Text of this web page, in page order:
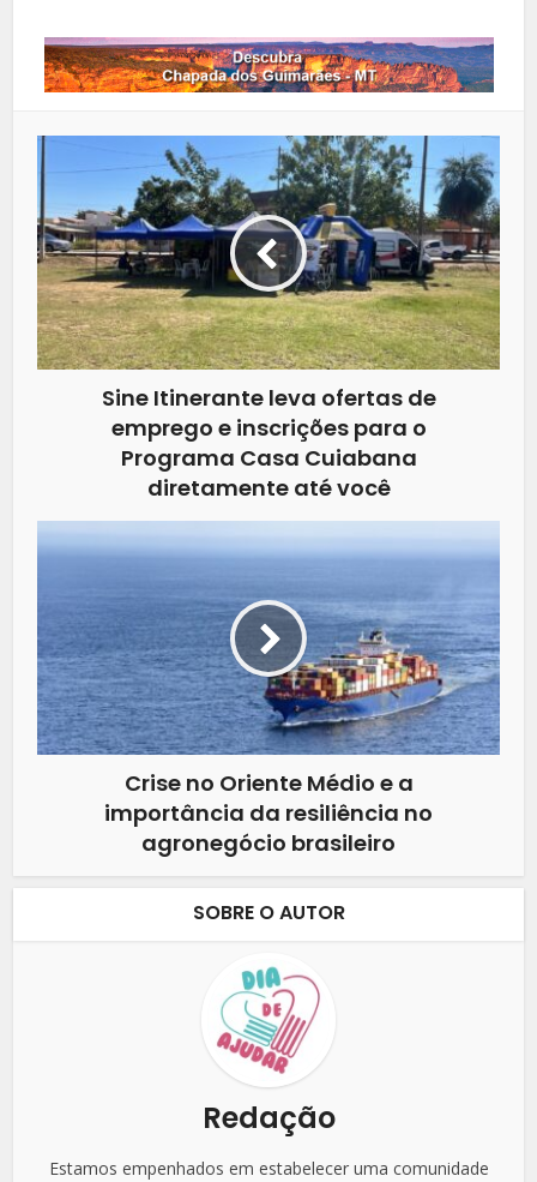
Sine Itinerante leva ofertas de
emprego e inscrições para o
Programa Casa Cuiabana
diretamente até você
Crise no Oriente Médio e a
importância da resiliência no
agronegócio brasileiro
SOBRE O AUTOR
Redação
Estamos empenhados em estabelecer uma comunidade